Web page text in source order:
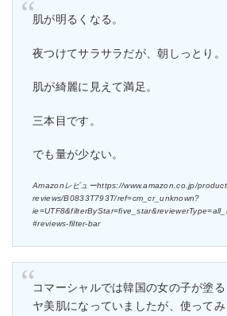
肌が明るくなる。
夜つけてサラサラだが、朝しっとり。
肌が綺麗に見えて満足。
三本目です。
でも量が少ない。
Amazonレビューhttps://www.amazon.co.jp/
reviews/B0833T793T/ref=cm_cr_unknown?
#reviews-filter-bar
コマーシャルでは韓国の女の子が塗
ヤ美肌になっていましたが、使って